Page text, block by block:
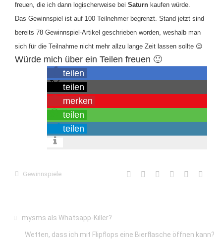
freuen, die ich dann logischerweise bei Saturn kaufen würde.
Das Gewinnspiel ist auf 100 Teilnehmer begrenzt. Stand jetzt sind
bereits 78 Gewinnspiel-Artikel geschrieben worden, weshalb man
sich für die Teilnahme nicht mehr allzu lange Zeit lassen sollte 😉
Würde mich über ein Teilen freuen 🙂
teilen
teilen
merken
teilen
teilen
Gewinnspiele
mysms als Whatsapp-Killer?
Wetten, dass ich mit Flipflops eine Bierflasche öffnen kann?